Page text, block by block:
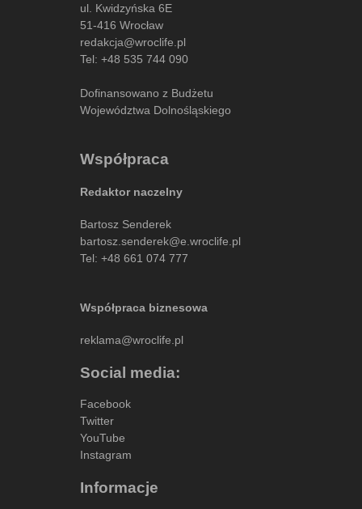
ul. Kwidzyńska 6E
51-416 Wrocław
redakcja@wroclife.pl
Tel: +48 535 744 090
Dofinansowano z Budżetu
Województwa Dolnośląskiego
Współpraca
Redaktor naczelny
Bartosz Senderek
bartosz.senderek@e.wroclife.pl
Tel: +48 661 074 777
Współpraca biznesowa
reklama@wroclife.pl
Social media:
Facebook
Twitter
YouTube
Instagram
Informacje